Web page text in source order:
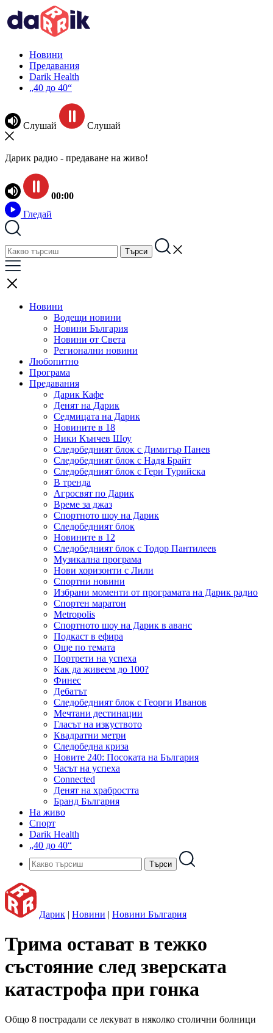
Новини
Предавания
Darik Health
„40 до 40“
Слушай Слушай
Дарик радио - предаване на живо!
00:00
Гледай
Новини
Водещи новини
Новини България
Новини от Света
Регионални новини
Любопитно
Програма
Предавания
Дарик Кафе
Денят на Дарик
Седмицата на Дарик
Новините в 18
Ники Кънчев Шоу
Следобедният блок с Димитър Панев
Следобедният блок с Надя Брайт
Следобедният блок с Гери Турийска
В тренда
Агросвят по Дарик
Време за джаз
Спортното шоу на Дарик
Следобедният блок
Новините в 12
Следобедният блок с Тодор Пантилеев
Музикална програма
Нови хоризонти с Лили
Спортни новини
Избрани моменти от програмата на Дарик радио
Спортен маратон
Metropolis
Спортното шоу на Дарик в аванс
Подкаст в ефира
Още по темата
Портрети на успеха
Как да живеем до 100?
Финес
Дебатът
Следобедният блок с Георги Иванов
Мечтани дестинации
Гласът на изкуството
Квадратни метри
Следобедна криза
Новите 240: Посоката на България
Часът на успеха
Connected
Денят на храбростта
Бранд България
На живо
Спорт
Darik Health
„40 до 40“
Дарик | Новини | Новини България
Трима остават в тежко
състояние след зверската
катастрофа при гонка
Общо 8 пострадали се лекуват в няколко столични болници